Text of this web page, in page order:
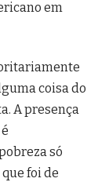
em
coisa do
A presença
só
foi de